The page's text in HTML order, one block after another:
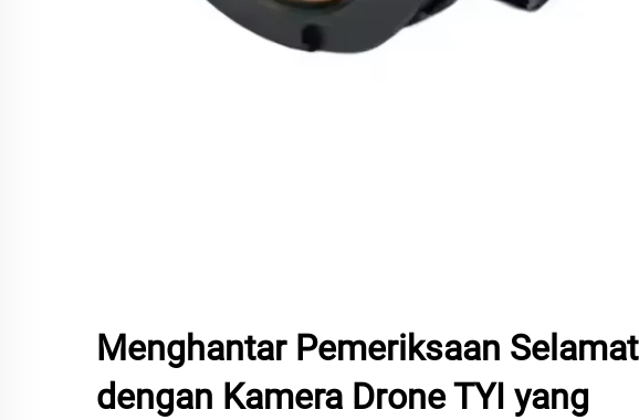
Menghantar Pemeriksaan Selamat
dengan Kamera Drone TYI yang